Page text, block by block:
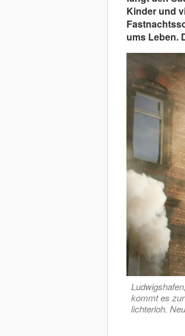
Kinder und
ums Leben.
kommt es
lichterloh.